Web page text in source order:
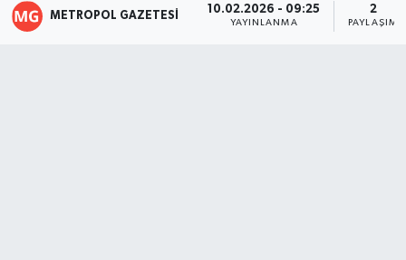
METROPOL GAZETESI 10.02.2026 - 09:25
YAYINLANMA
2
PAYLAŞIM